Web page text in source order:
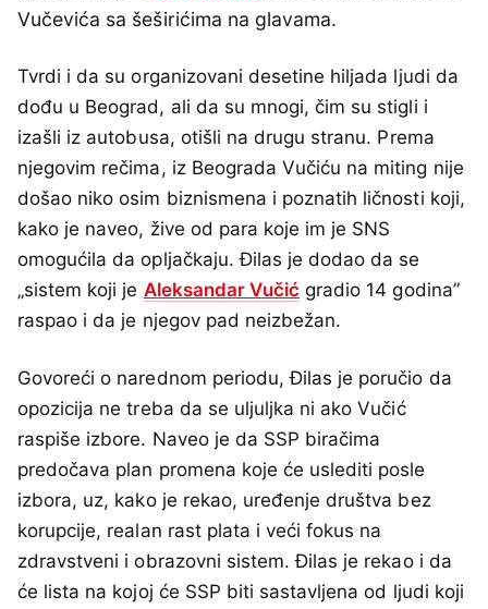
Vučevića sa šeširićima na glavama.
Tvrdi i da su organizovani desetine hiljada ljudi da
dođu u Beograd, ali da su mnogi, čim su stigli i
izašli iz autobusa, otišli na drugu stranu. Prema
njegovim rečima, iz Beograda Vučiću na miting nije
došao niko osim biznismena i poznatih ličnosti koji,
kako je naveo, žive od para koje im je SNS
omogućila da opljačkaju. Đilas je dodao da se
„sistem koji je Aleksandar Vučić gradio 14 godina”
raspao i da je njegov pad neizbežan.
Govoreći o narednom periodu, Đilas je poručio da
opozicija ne treba da se uljuljka ni ako Vučić
raspiše izbore. Naveo je da SSP biračima
predočava plan promena koje će uslediti posle
izbora, uz, kako je rekao, uređenje društva bez
korupcije, realan rast plata i veći fokus na
zdravstveni i obrazovni sistem. Đilas je rekao i da
će lista na kojoj će SSP biti sastavljena od ljudi koji